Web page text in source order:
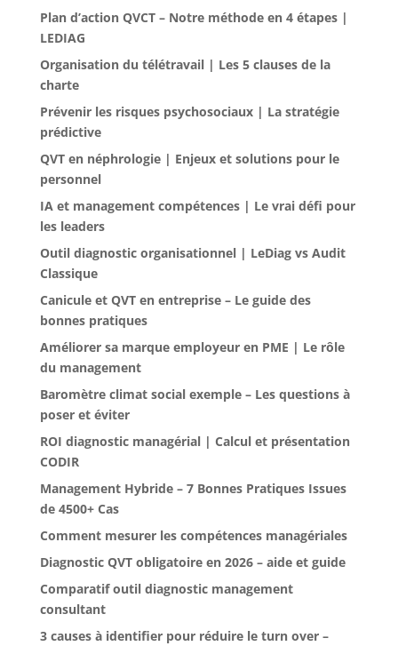
Plan d’action QVCT – Notre méthode en 4 étapes |
LEDIAG
Organisation du télétravail | Les 5 clauses de la
charte
Prévenir les risques psychosociaux | La stratégie
prédictive
QVT en néphrologie | Enjeux et solutions pour le
personnel
IA et management compétences | Le vrai défi pour
les leaders
Outil diagnostic organisationnel | LeDiag vs Audit
Classique
Canicule et QVT en entreprise – Le guide des
bonnes pratiques
Améliorer sa marque employeur en PME | Le rôle
du management
Baromètre climat social exemple – Les questions à
poser et éviter
ROI diagnostic managérial | Calcul et présentation
CODIR
Management Hybride – 7 Bonnes Pratiques Issues
de 4500+ Cas
Comment mesurer les compétences managériales
Diagnostic QVT obligatoire en 2026 – aide et guide
Comparatif outil diagnostic management
consultant
3 causes à identifier pour réduire le turn over –